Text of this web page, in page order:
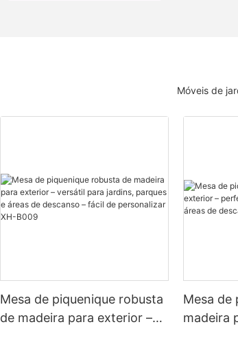
Móveis de
Mesa de piquenique robusta
de madeira para exterior –
Mesa de
madeira